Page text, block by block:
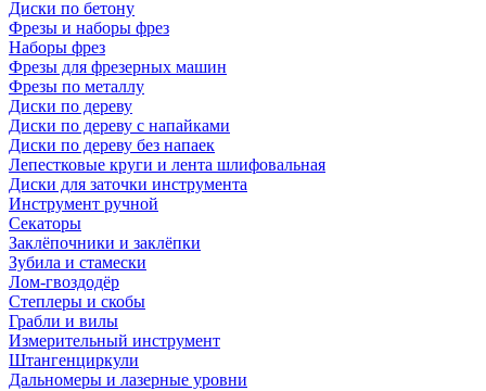
Диски по бетону
Фрезы и наборы фрез
Наборы фрез
Фрезы для фрезерных машин
Фрезы по металлу
Диски по дереву
Диски по дереву с напайками
Диски по дереву без напаек
Лепестковые круги и лента шлифовальная
Диски для заточки инструмента
Инструмент ручной
Секаторы
Заклёпочники и заклёпки
Зубила и стамески
Лом-гвоздодёр
Степлеры и скобы
Грабли и вилы
Измерительный инструмент
Штангенциркули
Дальномеры и лазерные уровни